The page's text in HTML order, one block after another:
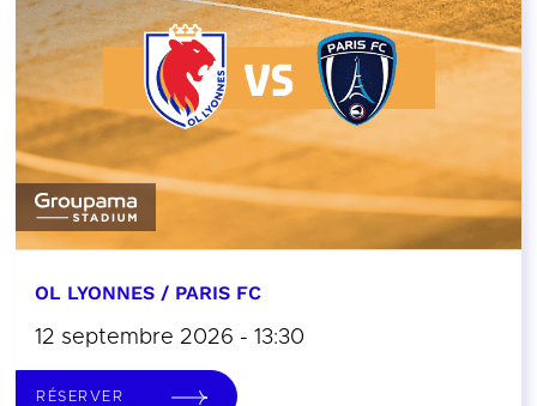
OL LYONNES / PARIS FC
12 septembre 2026 - 13:30
RÉSERVER